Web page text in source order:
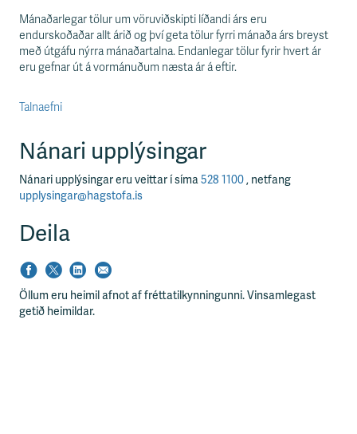
Mánaðarlegar tölur um vöruviðskipti líðandi árs eru
endurskoðaðar allt árið og því geta tölur fyrri mánaða árs breyst
með útgáfu nýrra mánaðartalna. Endanlegar tölur fyrir hvert ár
eru gefnar út á vormánuðum næsta ár á eftir.
Talnaefni
Nánari upplýsingar
Nánari upplýsingar eru veittar í síma528 1100, netfang
upplysingar@hagstofa.is
Deila
Öllum eru heimil afnot af fréttatilkynningunni. Vinsamlegast
getið heimildar.